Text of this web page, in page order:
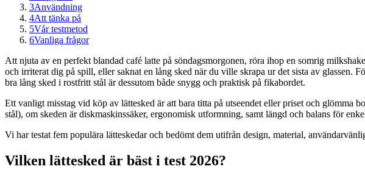
3Användning
4Att tänka på
5Vår testmetod
6Vanliga frågor
Att njuta av en perfekt blandad café latte på söndagsmorgonen, röra ihop en somrig
och irriterat dig på spill, eller saknat en lång sked när du ville skrapa ur det sista av glassen.
bra lång sked i rostfritt stål är dessutom både snygg och praktisk på fikabordet.
Ett vanligt misstag vid köp av lättesked är att bara titta på utseendet eller priset och
stål), om skeden är diskmaskinssäker, ergonomisk utformning, samt längd och balans för
Vi har testat fem populära lätteskedar och bedömt dem utifrån design, material,
Vilken lättesked är bäst i test 2026?